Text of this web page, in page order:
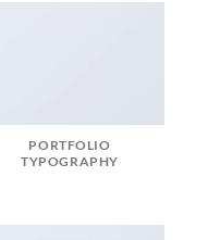
PORTFOLIO
TYPOGRAPHY